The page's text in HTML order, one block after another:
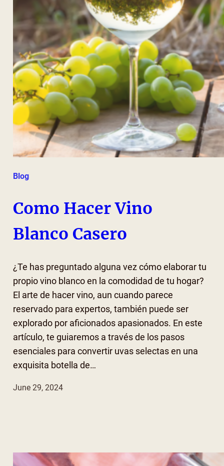
Blog
Como Hacer Vino
Blanco Casero
¿Te has preguntado alguna vez cómo elaborar tu
propio vino blanco en la comodidad de tu hogar?
El arte de hacer vino, aun cuando parece
reservado para expertos, también puede ser
explorado por aficionados apasionados. En este
artículo, te guiaremos a través de los pasos
esenciales para convertir uvas selectas en una
exquisita botella de…
June 29, 2024